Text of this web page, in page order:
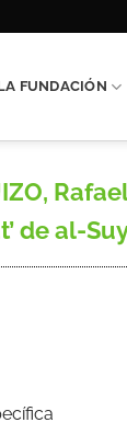
FUNDACIÓN
de al-